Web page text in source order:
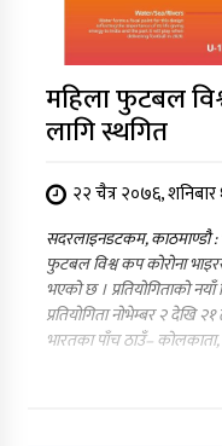
महिला फुटबल
लागि स्थगित
२२ चैत्र २०७६,
सदरलाइनडटकम, काठमाण्डौ
फुटबल विश्व कप कोरोना
भएको छ । प्रतियोगिताको
प्रतियोगिता नोभेम्बर २ देखि
भारतका पाँच ठाउँ–